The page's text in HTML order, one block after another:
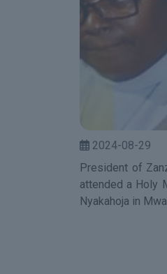
2024-08-29
President of
attended a Holy
Nyakahoja in